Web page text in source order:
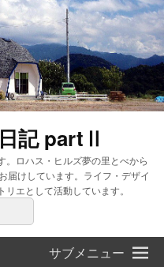
記 partⅡ
。ロハス・ヒルズ夢の里とべから
届けしています。ライフ・デザイ
エとして活動しています。
サブメニュー